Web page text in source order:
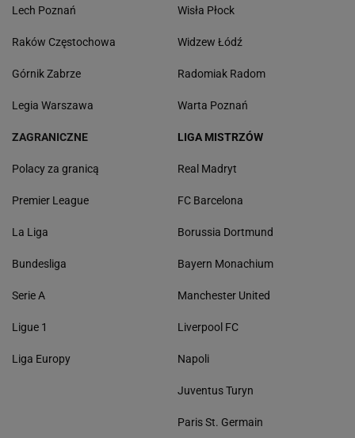
Lech Poznań
Raków Częstochowa
Górnik Zabrze
Legia Warszawa
Wisła Płock
Widzew Łódź
Radomiak Radom
Warta Poznań
ZAGRANICZNE
Polacy za granicą
Premier League
La Liga
Bundesliga
Serie A
Ligue 1
Liga Europy
LIGA MISTRZÓW
Real Madryt
FC Barcelona
Borussia Dortmund
Bayern Monachium
Manchester United
Liverpool FC
Napoli
Juventus Turyn
Paris St. Germain